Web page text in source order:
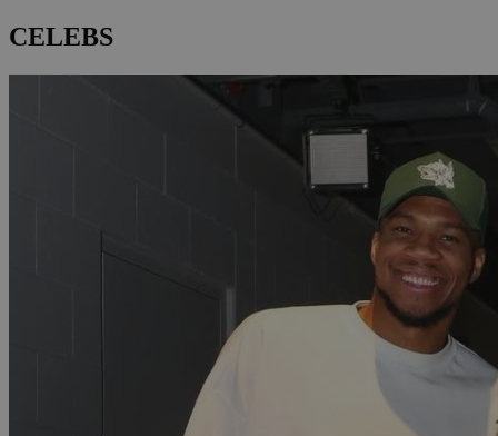
CELEBS